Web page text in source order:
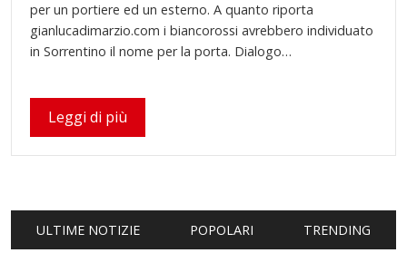
per un portiere ed un esterno. A quanto riporta
gianlucadimarzio.com i biancorossi avrebbero individuato
in Sorrentino il nome per la porta. Dialogo…
Leggi di più
ULTIME NOTIZIE POPOLARI TRENDING